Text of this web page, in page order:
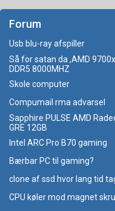
Forum
Usb blu-ray afspiller
Så for satan da ,AMD
DDR5 8000MHZ
Skole computer
Compumail rma advarsel
Sapphire PULSE AMD
GRE 12GB
Intel ARC Pro B70 gaming
Bærbar PC til gaming?
clone af ssd hvor lang tid
CPU køler mod magnet